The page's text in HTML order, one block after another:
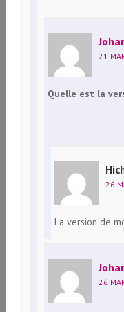
21
Quelle est la
26
La version de
26